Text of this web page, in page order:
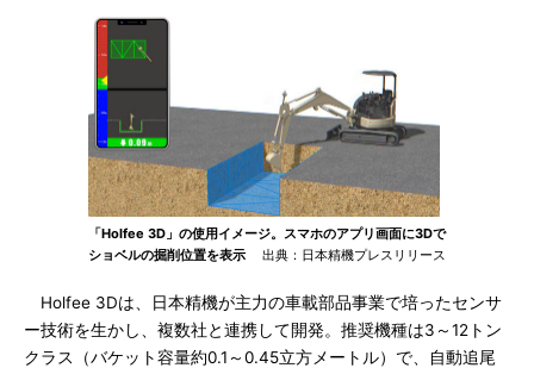
「Holfee 3D」の使用イメージ。スマホのアプリ画面に3Dで
ショベルの掘削位置を表示
出典：日本精機プレスリリース
Holfee 3Dは、日本精機が主力の車載部品事業で培ったセンサ
ー技術を生かし、複数社と連携して開発。推奨機種は3～12トン
クラス（バケット容量約0.1～0.45立方メートル）で、自動追尾